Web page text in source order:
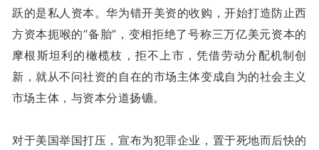
跃的是私人资本。华为错开美资的收购，开始打造防止西
方资本扼喉的“备胎”，变相拒绝了号称三万亿美元资本的
摩根斯坦利的橄榄枝，拒不上市，凭借劳动分配机制创
新，就从不问社资的自在的市场主体变成自为的社会主义
市场主体，与资本分道扬镳。
对于美国举国打压，宣布为犯罪企业，置于死地而后快的